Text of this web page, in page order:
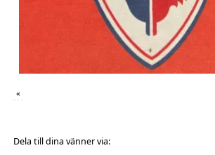
«
Dela till dina vänner via: